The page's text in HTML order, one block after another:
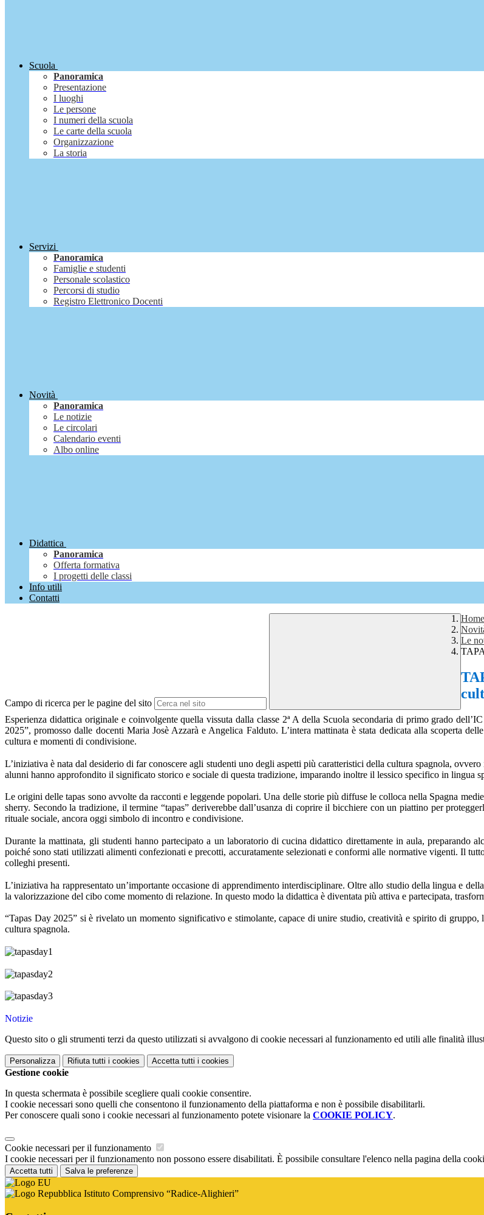
Scuola
Panoramica
Presentazione
I luoghi
Le persone
I numeri della scuola
Le carte della scuola
Organizzazione
La storia
Servizi
Panoramica
Famiglie e studenti
Personale scolastico
Percorsi di studio
Registro Elettronico Docenti
Novità
Panoramica
Le notizie
Le circolari
Calendario eventi
Albo online
Didattica
Panoramica
Offerta formativa
I progetti delle classi
Info utili
Contatti
Campo di ricerca per le pagine del sito
Home
Le
Esperienza didattica originale e coinvolgente quella vissuta dalla classe 2ª A della Scuola secondaria di primo grado
2025”, promosso dalle docenti Maria Josè Azzarà e Angelica Falduto. L’intera mattinata è stata dedicata alla scoperta
cultura e momenti di condivisione.
L’iniziativa è nata dal desiderio di far conoscere agli studenti uno degli aspetti più caratteristici della cultura spagnola,
alunni hanno approfondito il significato storico e sociale di questa tradizione, imparando inoltre il lessico specifico in lingua
Le origini delle tapas sono avvolte da racconti e leggende popolari. Una delle storie più diffuse le colloca nella Spagna
sherry. Secondo la tradizione, il termine “tapas” deriverebbe dall’usanza di coprire il bicchiere con un piattino per
rituale sociale, ancora oggi simbolo di incontro e condivisione.
Durante la mattinata, gli studenti hanno partecipato a un laboratorio di cucina didattico direttamente in aula, preparando
poiché sono stati utilizzati alimenti confezionati e precotti, accuratamente selezionati e conformi alle normative vigenti. Il
colleghi presenti.
L’iniziativa ha rappresentato un’importante occasione di apprendimento interdisciplinare. Oltre allo studio della lingua e
la valorizzazione del cibo come momento di relazione. In questo modo la didattica è diventata più attiva e partecipata,
“Tapas Day 2025” si è rivelato un momento significativo e stimolante, capace di unire studio, creatività e spirito di
cultura spagnola.
Notizie
Questo sito o gli strumenti terzi da questo utilizzati si avvalgono di cookie necessari al funzionamento ed utili alle finalità
Personalizza Rifiuta tutti i cookies Accetta tutti i cookies
Gestione cookie
In questa schermata è possibile scegliere quali cookie consentire.
I cookie necessari sono quelli che consentono il funzionamento della piattaforma e non è possibile disabilitarli.
Per conoscere quali sono i cookie necessari al funzionamento potete visionare la COOKIE POLICY.
Cookie necessari per il funzionamento
I cookie necessari per il funzionamento non possono essere disabilitati. È possibile consultare l'elenco nella pagina della
Accetta tutti Salva le preferenze
Istituto Comprensivo “Radice-Alighieri”